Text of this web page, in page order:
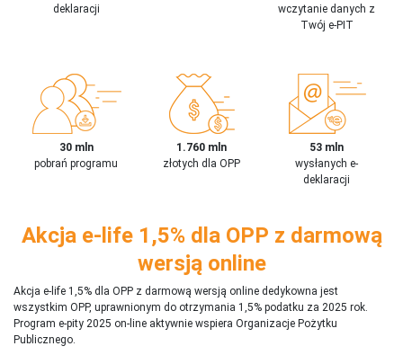
deklaracji
wczytanie danych z
Twój e-PIT
30 mln
pobrań programu
1.760 mln
złotych dla OPP
53 mln
wysłanych e-
deklaracji
Akcja e-life 1,5% dla OPP z darmową
wersją online
Akcja e-life 1,5% dla OPP z darmową wersją online dedykowna jest
wszystkim OPP, uprawnionym do otrzymania 1,5% podatku za 2025 rok.
Program e-pity 2025 on-line aktywnie wspiera Organizacje Pożytku
Publicznego.